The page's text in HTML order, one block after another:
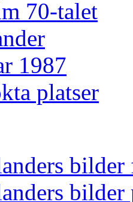
70-talet
1987
platser